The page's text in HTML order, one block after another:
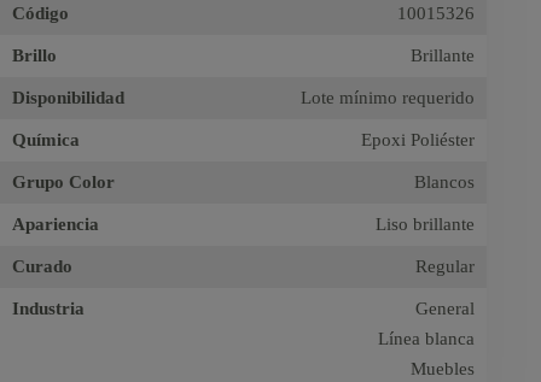
Código 10015326
Brillo Brillante
Disponibilidad Lote mínimo requerido
Química Epoxi Poliéster
Grupo Color Blancos
Apariencia Liso brillante
Curado Regular
Industria
General
Línea blanca
Muebles